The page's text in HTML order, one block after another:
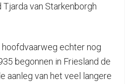
Tjarda van Starkenborgh
echter nog
begonnen in Friesland de
aanleg van het veel langere